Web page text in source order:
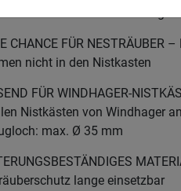
CHANCE FÜR NESTRÄUBER
nicht in den Nistkasten
FÜR WINDHAGER-
Nistkästen von Windhager
max. Ø 35 mm
lange einsetzbar